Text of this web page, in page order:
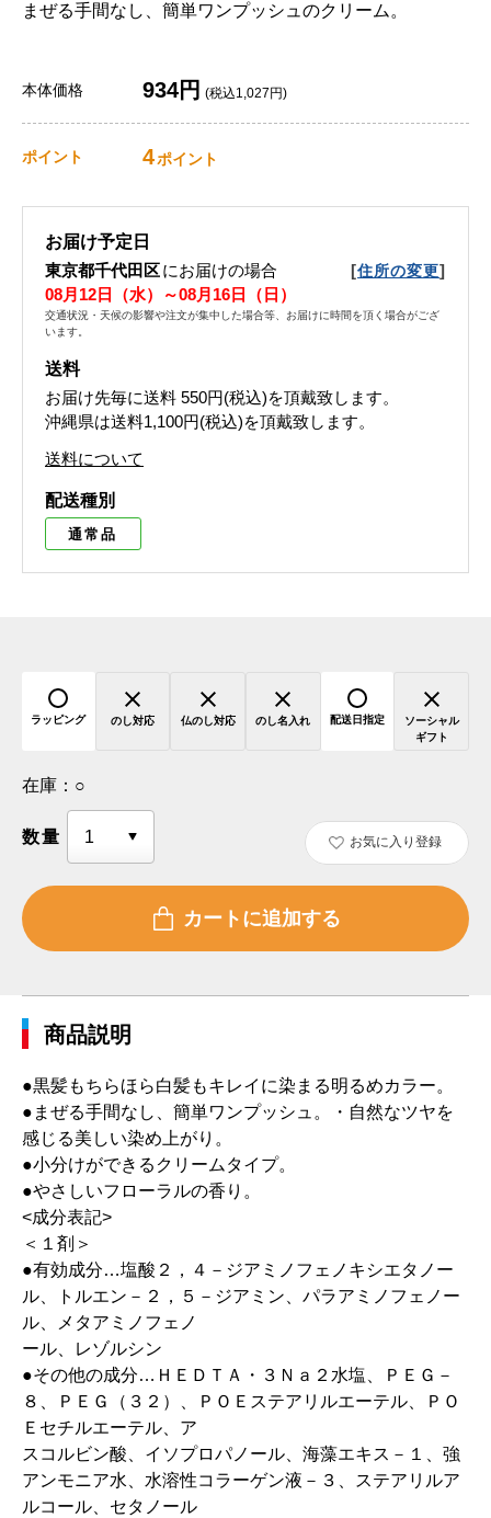
まぜる手間なし、簡単ワンプッシュのクリーム。
本体価格 934円 (税込1,027円)
ポイント 4ポイント
お届け予定日
東京都千代田区にお届けの場合 [住所の変更]
08月12日（水）～08月16日（日）
交通状況・天候の影響や注文が集中した場合等、お届けに時間を頂く場合がござ
います。
送料
お届け先毎に送料 550円(税込)を頂戴致します。
沖縄県は送料1,100円(税込)を頂戴致します。
送料について
配送種別
通常品
ラッピング のし対応 仏のし対応 のし名入れ 配送日指定
ソーシャル
ギフト
在庫： ○
数量 お気に入り登録
商品説明
●黒髪もちらほら白髪もキレイに染まる明るめカラー。
●まぜる手間なし、簡単ワンプッシュ。・自然なツヤを
感じる美しい染め上がり。
●小分けができるクリームタイプ。
●やさしいフローラルの香り。
<成分表記>
＜１剤＞
●有効成分…塩酸２，４－ジアミノフェノキシエタノー
ル、トルエン－２，５－ジアミン、パラアミノフェノー
ル、メタアミノフェノ
ール、レゾルシン
●その他の成分…ＨＥＤＴＡ・３Ｎａ２水塩、ＰＥＧ－
８、ＰＥＧ（３２）、ＰＯＥステアリルエーテル、ＰＯ
Ｅセチルエーテル、ア
スコルビン酸、イソプロパノール、海藻エキス－１、強
アンモニア水、水溶性コラーゲン液－３、ステアリルア
ルコール、セタノール